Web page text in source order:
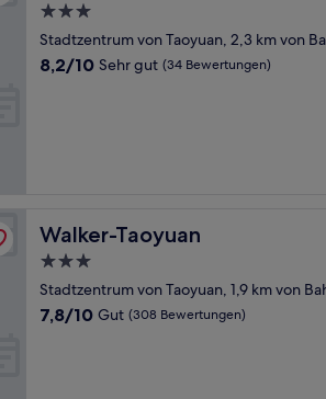
3.0-
Sterne-
Unterkunft
Stadtzentrum von Taoyuan, 2,3 km von
8.2
8,2/10 Sehr gut (34 Bewertungen)
Walker-Taoyuan
Walker-Taoyuan
3.0-
Sterne-
Unterkunft
Stadtzentrum von Taoyuan, 1,9 km von
7.8
7,8/10 Gut (308 Bewertungen)